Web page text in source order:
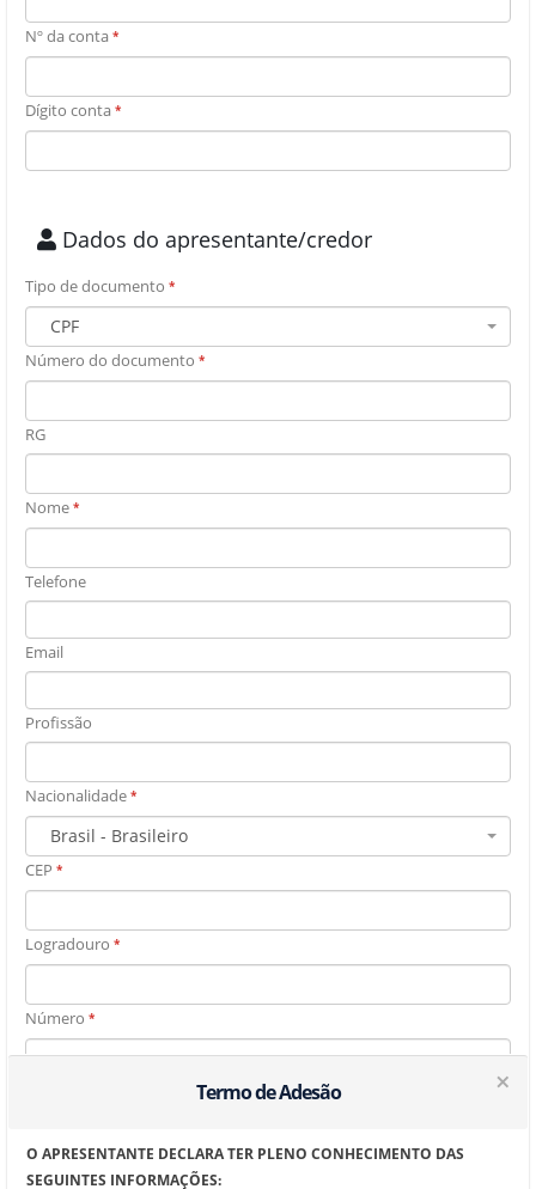
Termo de Adesão
O APRESENTANTE DECLARA TER PLENO CONHECIMENTO DAS
SEGUINTES INFORMAÇÕES:
×
Nº da conta *
Dígito conta *
Dados do apresentante/credor
Tipo de documento *
CPF
Número do documento *
RG
Nome *
Telefone
Email
Profissão
Nacionalidade *
Brasil - Brasileiro
CEP *
Logradouro *
Número *
Bairro*